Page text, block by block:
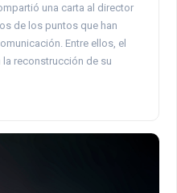
una carta al director
de los puntos que han
Entre ellos, el
reconstrucción de su